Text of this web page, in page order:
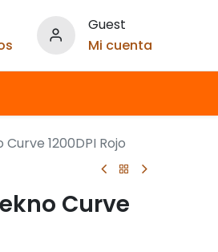
Guest
Mi cuenta
1200DPI Rojo
Curve